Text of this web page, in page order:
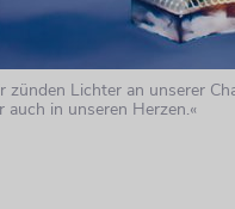
zünden Lichter an unserer
auch in unseren Herzen.«